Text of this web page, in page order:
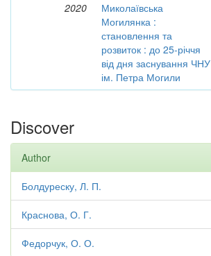
2020
Миколаївська
Могилянка :
становлення та
розвиток : до 25-річчя
від дня заснування ЧНУ
ім. Петра Могили
Discover
Author
Болдуреску, Л. П.
Краснова, О. Г.
Федорчук, О. О.